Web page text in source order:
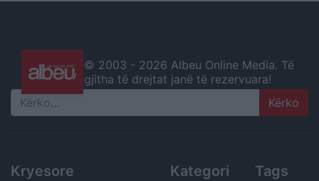
© 2003 - 2026 Albeu Online Media. Të
gjitha të drejtat janë të rezervuara!
Search
Kryesore Kategori Tags